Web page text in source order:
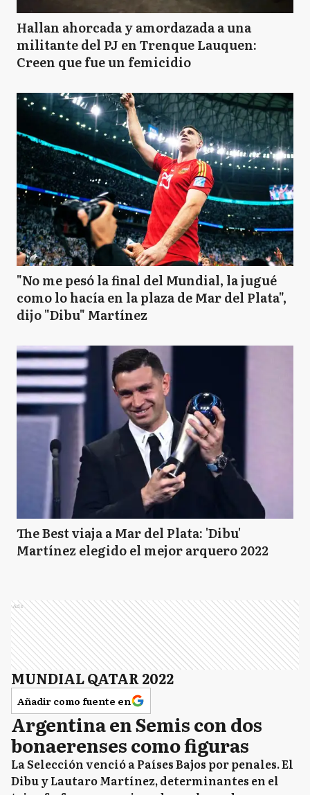
Hallan ahorcada y amordazada a una
militante del PJ en Trenque Lauquen:
Creen que fue un femicidio
"No me pesó la final del Mundial, la jugué
como lo hacía en la plaza de Mar del Plata",
dijo "Dibu" Martínez
The Best viaja a Mar del Plata: 'Dibu'
Martínez elegido el mejor arquero 2022
Ads
MUNDIAL QATAR 2022
Añadir como fuente en
Argentina en Semis con dos
bonaerenses como figuras
La Selección venció a Países Bajos por penales. El
Dibu y Lautaro Martínez, determinantes en el